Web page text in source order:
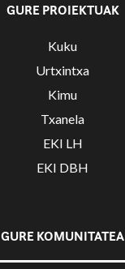
GURE PROIEKTUAK
Kuku
Urtxintxa
Kimu
Txanela
EKI LH
EKI DBH
GURE KOMUNITATEA